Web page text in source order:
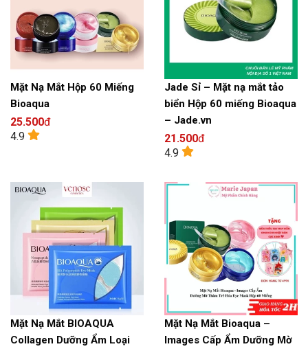
Mặt Nạ Mắt Hộp 60 Miếng
Bioaqua
25.500đ
4.9
Jade Sỉ – Mặt nạ mắt tảo
biển Hộp 60 miếng Bioaqua
– Jade.vn
21.500đ
4.9
Mặt Nạ Mắt BIOAQUA
Collagen Dưỡng Ẩm Loại
Mặt Nạ Mắt Bioaqua –
Images Cấp Ẩm Dưỡng Mờ